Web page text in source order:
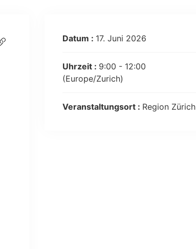
Datum : 17. Juni 2026
Uhrzeit : 9:00 - 12:00
(Europe/Zurich)
Veranstaltungsort : Region Zürich